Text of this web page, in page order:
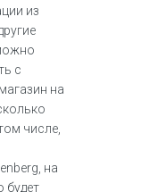
из
с
на
числе,
на
будет